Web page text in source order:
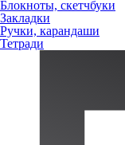
Блокноты, скетчбуки
Закладки
Ручки, карандаши
Тетради